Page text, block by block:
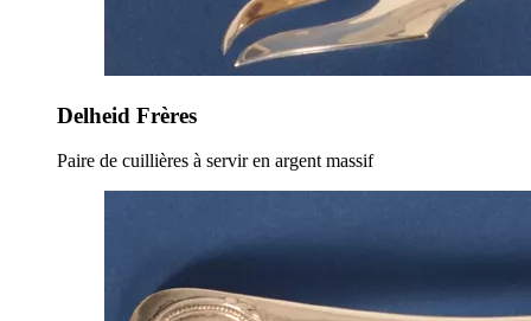
Delheid Frères
Paire de cuillières à servir en argent massif